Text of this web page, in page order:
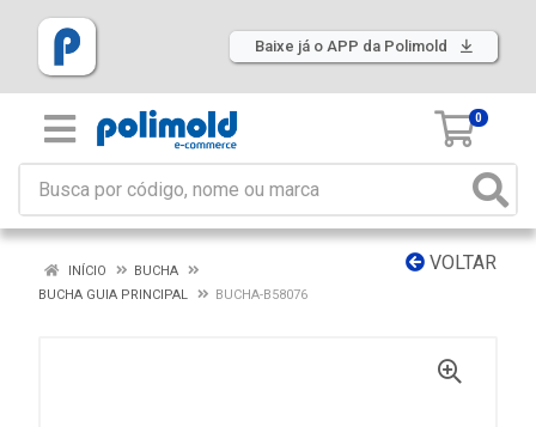
Baixe já o APP da Polimold
0
VOLTAR
INÍCIO
BUCHA
BUCHA GUIA PRINCIPAL
BUCHA-B58076